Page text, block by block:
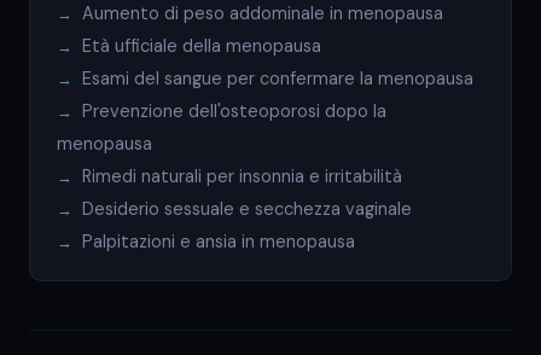
Aumento di peso addominale in menopausa
Età ufficiale della menopausa
Esami del sangue per confermare la menopausa
Prevenzione dell'osteoporosi dopo la
menopausa
Rimedi naturali per insonnia e irritabilità
Desiderio sessuale e secchezza vaginale
Palpitazioni e ansia in menopausa